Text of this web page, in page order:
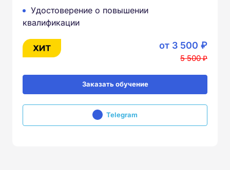
Удостоверение о повышении
квалификации
от 3 500 ₽
5 500 ₽
Заказать обучение
Telegram